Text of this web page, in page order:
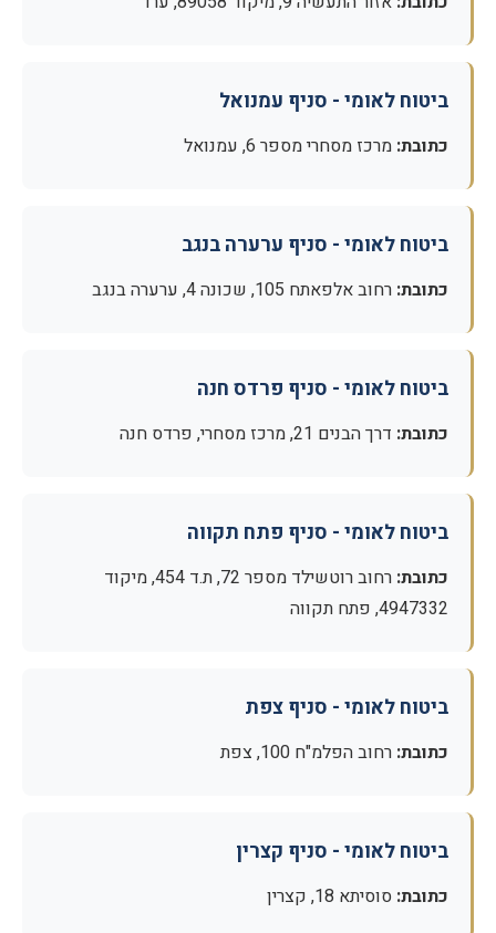
ביטוח לאומי - סניף עמנואל
כתובת: מרכז מסחרי מספר 6, עמנואל
ביטוח לאומי - סניף ערערה בנגב
כתובת: רחוב אלפאתח 105, שכונה 4, ערערה בנגב
ביטוח לאומי - סניף פרדס חנה
כתובת: דרך הבנים 21, מרכז מסחרי, פרדס חנה
ביטוח לאומי - סניף פתח תקווה
כתובת:
רחוב רוטשילד מספר 72, ת.ד 454, מיקוד
4947332, פתח תקווה
ביטוח לאומי - סניף צפת
כתובת: רחוב הפלמ"ח 100, צפת
ביטוח לאומי - סניף קצרין
כתובת: סוסיתא 18, קצרין